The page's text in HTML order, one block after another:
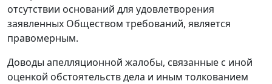
отсутствии оснований для удовлетворения
заявленных Обществом требований, является
правомерным.
Доводы апелляционной жалобы, связанные с иной
оценкой обстоятельств дела и иным толкованием